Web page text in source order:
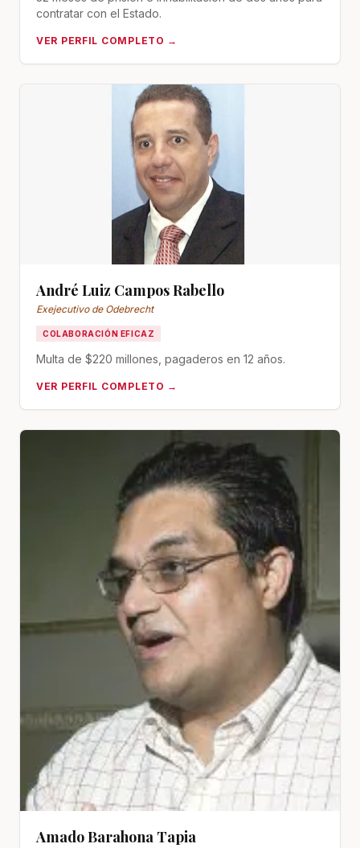
contratar con el Estado.
VER PERFIL COMPLETO →
André Luiz Campos Rabello
Exejecutivo de Odebrecht
COLABORACIÓN EFICAZ
Multa de $220 millones, pagaderos en 12 años.
VER PERFIL COMPLETO →
Amado Barahona Tapia